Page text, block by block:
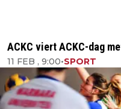
ACKC viert ACKC-dag
11 FEB , 9:00•SPORT